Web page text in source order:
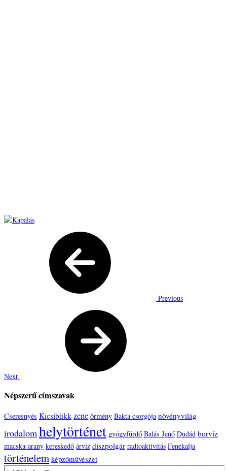
Previous
Next
Népszerű címszavak
Cseresnyés Kicsibükk zene örmény Bakta csorgója növényvilág
irodalom helytörténet gyógyfürdő Balás Jenő Dudád borvíz
macska-arany kereskedő árvíz díszpolgár radioaktivitás Fenekalja
történelem képzőművészet